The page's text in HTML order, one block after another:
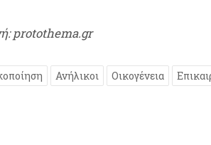
protothema.gr
Ανήλικοι Οικογένεια